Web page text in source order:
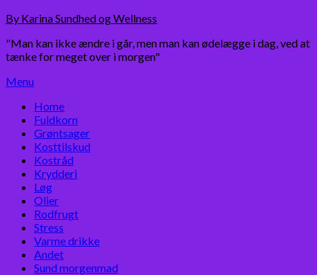
Skip
content
By Karina Sundhed og Wellness
"Man kan ikke ændre i går, men man kan ødelægge i dag, ved at
tænke for meget over i morgen"
Menu
Home
Fuldkorn
Grøntsager
Kosttilskud
Kostråd
Krydderi
Løg
Olier
Rodfrugt
Stress
Varme drikke
Andet
Sund morgenmad